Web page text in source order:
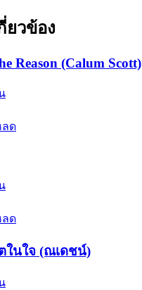
ยวข้อง
Reason (Calum Scott)
ลด
ลด
ในใจ (ณเดชน์)